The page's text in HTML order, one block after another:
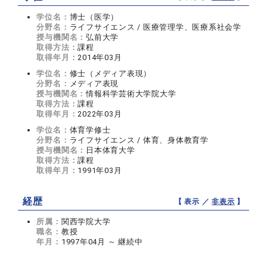
学位名： 博士（医学）
分野名： ライフサイエンス / 医療管理学、医療系社会学
授与機関名：弘前大学
取得方法：課程
取得年月：2014年03月
学位名： 修士（メディア表現）
分野名： メディア表現
授与機関名：情報科学芸術大学院大学
取得方法：課程
取得年月：2022年03月
学位名： 体育学修士
分野名： ライフサイエンス / 体育、身体教育学
授与機関名： 日本体育大学
取得方法：課程
取得年月： 1991年03月
経歴 【 表示 ／非表示 】
所属： 関西学院大学
職名： 教授
年月： 1997年04月 ～ 継続中